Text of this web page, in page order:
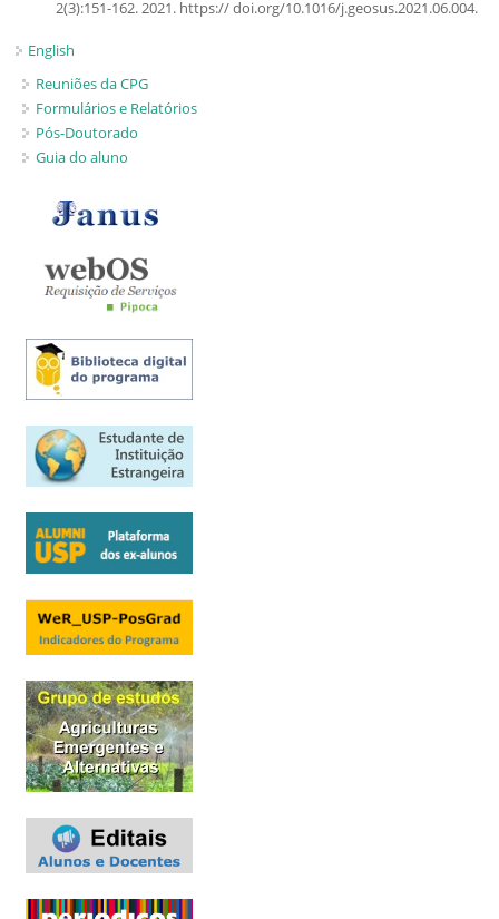
2(3):151-162. 2021. https:// doi.org/10.1016/j.geosus.2021.06.004.
English
Reuniões da CPG
Formulários e Relatórios
Pós-Doutorado
Guia do aluno